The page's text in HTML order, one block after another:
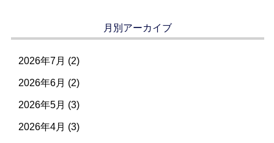
月別アーカイブ
2026年7月 (2)
2026年6月 (2)
2026年5月 (3)
2026年4月 (3)